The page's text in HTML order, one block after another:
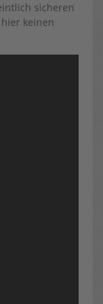
sicheren
keinen